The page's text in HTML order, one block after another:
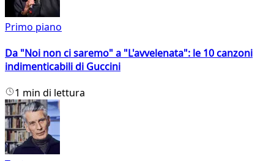
Primo piano
Da "Noi non ci saremo" a "L'avvelenata": le 10 canzoni
indimenticabili di Guccini
1 min di lettura